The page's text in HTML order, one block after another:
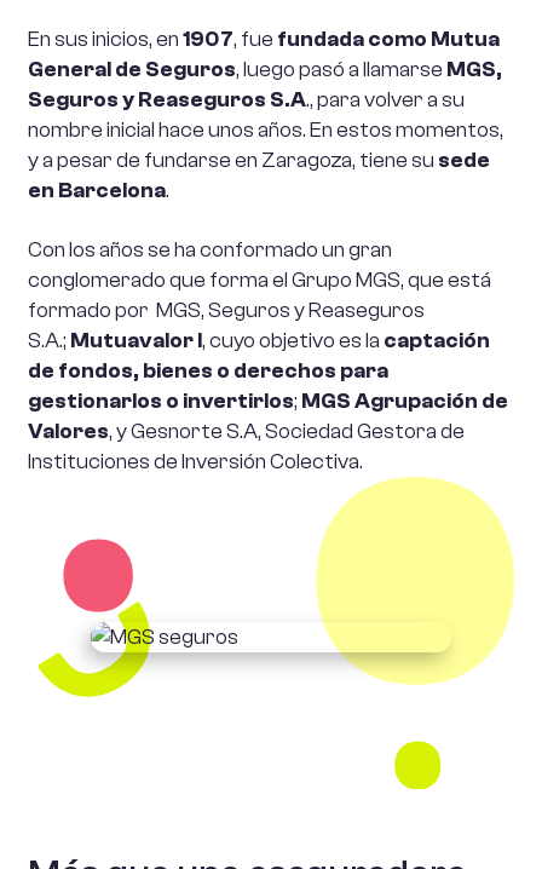
En sus inicios, en1907, fue fundada como Mutua
General de Seguros, luego pasó a llamarse MGS,
Seguros y Reaseguros S.A., para volver a su
nombre inicial hace unos años. En estos momentos,
y a pesar de fundarse en Zaragoza, tiene su sede
en Barcelona.
Con los años se ha conformado un gran
conglomerado que forma el Grupo MGS, que está
formado por MGS, Seguros y Reaseguros
S.A.; Mutuavalor I, cuyo objetivo es la captación
de fondos, bienes o derechos para
gestionarlos o invertirlos; MGS Agrupación de
Valores, y Gesnorte S.A, Sociedad Gestora de
Instituciones de Inversión Colectiva.